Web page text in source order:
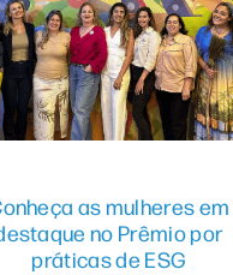
as mulheres em
no Prêmio por
práticas de ESG